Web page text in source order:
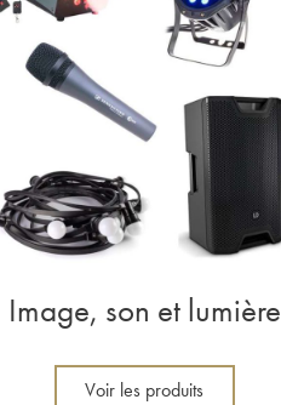
Image, son et lumière
Voir les produits